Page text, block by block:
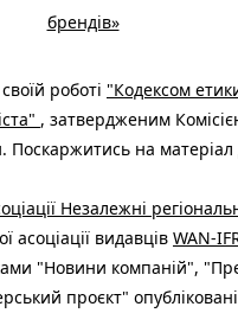
брендів»
роботі "Кодексом
, затвердженим
Поскаржитись на матеріал
Незалежні
асоціації видавців WAN-
"Новини компаній",
проєкт"